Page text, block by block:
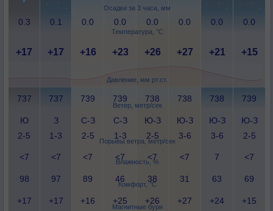
Осадки за 3 часа, мм
Температура, °C
Давление, мм рт.ст.
Ветер, метр/сек
Порывы ветра, метр/сек
Влажность, %
Комфорт, °C
Магнитные бури
0.3 0.1 0.0 0.0 0.0 0.0 0.0 0.0
+17 +17 +16 +23 +26 +27 +21 +15
737 737 739 739 738 738 738 739
Ю
2-5
З
1-3
С-З
2-5
С-З
1-3
Ю-З
2-5
Ю-З
3-6
Ю-З
3-6
Ю-З
2-5
<7 <7 <7 <7 <7 <7 7 <7
98 97 89 46 38 31 63 69
+17 +17 +16 +25 +26 +27 +24 +15